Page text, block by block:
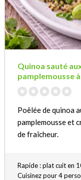
Quinoa sauté
pamplemousse
Poêlée de quinoa
pamplemousse et
de fraîcheur.
Rapide : plat cuit en
Cuisinez pour 4